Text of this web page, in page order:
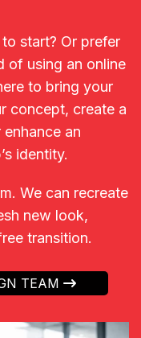
start? Or prefer
of using an online
to bring your
concept, create a
an
identity.
We can recreate
new look,
transition.
TEAM